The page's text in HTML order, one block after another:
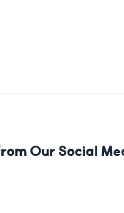
Our Social